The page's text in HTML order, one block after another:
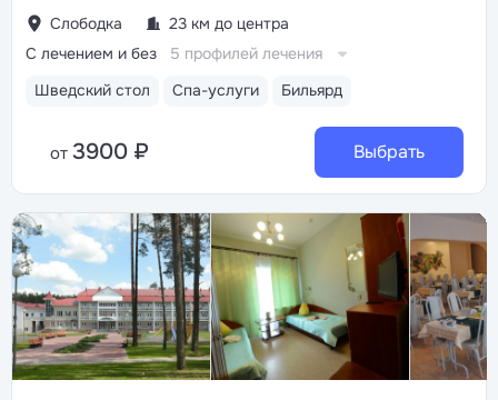
Слободка 23 км до центра
Шведский стол Спа-услуги Бильярд
С лечением и без 5 профилей лечения
от 3900 ₽ Выбрать